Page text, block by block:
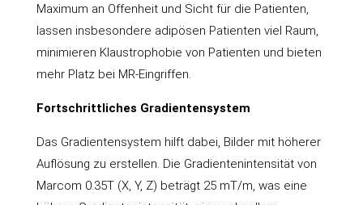
Maximum an Offenheit und Sicht für die Patienten,
lassen insbesondere adipösen Patienten viel Raum,
minimieren Klaustrophobie von Patienten und bieten
mehr Platz bei MR-Eingriffen.
Fortschrittliches Gradientensystem
Das Gradientensystem hilft dabei, Bilder mit höherer
Auflösung zu erstellen. Die Gradientenintensität von
Marcom 0.35T (X, Y, Z) beträgt 25 mT/m, was eine